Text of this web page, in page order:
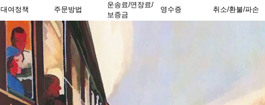
대여정책 주문방법
운송료/연장료/
보증금
영수증 취소/환불/파손